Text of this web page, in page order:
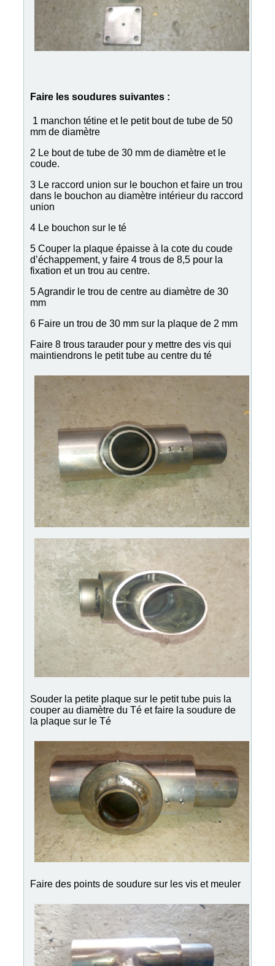
Faire les soudures suivantes :
1 manchon tétine et le petit bout de tube de 50
mm de diamètre
2 Le bout de tube de 30 mm de diamètre et le
coude.
3 Le raccord union sur le bouchon et faire un trou
dans le bouchon au diamètre intérieur du raccord
union
4 Le bouchon sur le té
5 Couper la plaque épaisse à la cote du coude
d’échappement, y faire 4 trous de 8,5 pour la
fixation et un trou au centre.
5 Agrandir le trou de centre au diamètre de 30
mm
6 Faire un trou de 30 mm sur la plaque de 2 mm
Faire 8 trous tarauder pour y mettre des vis qui
maintiendrons le petit tube au centre du té
Souder la petite plaque sur le petit tube puis la
couper au diamètre du Té et faire la soudure de
la plaque sur le Té
Faire des points de soudure sur les vis et meuler